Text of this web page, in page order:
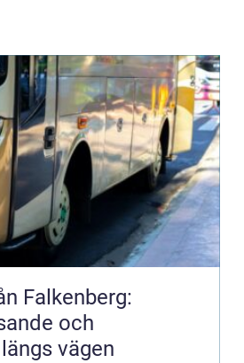
Falkenberg:
och
vägen